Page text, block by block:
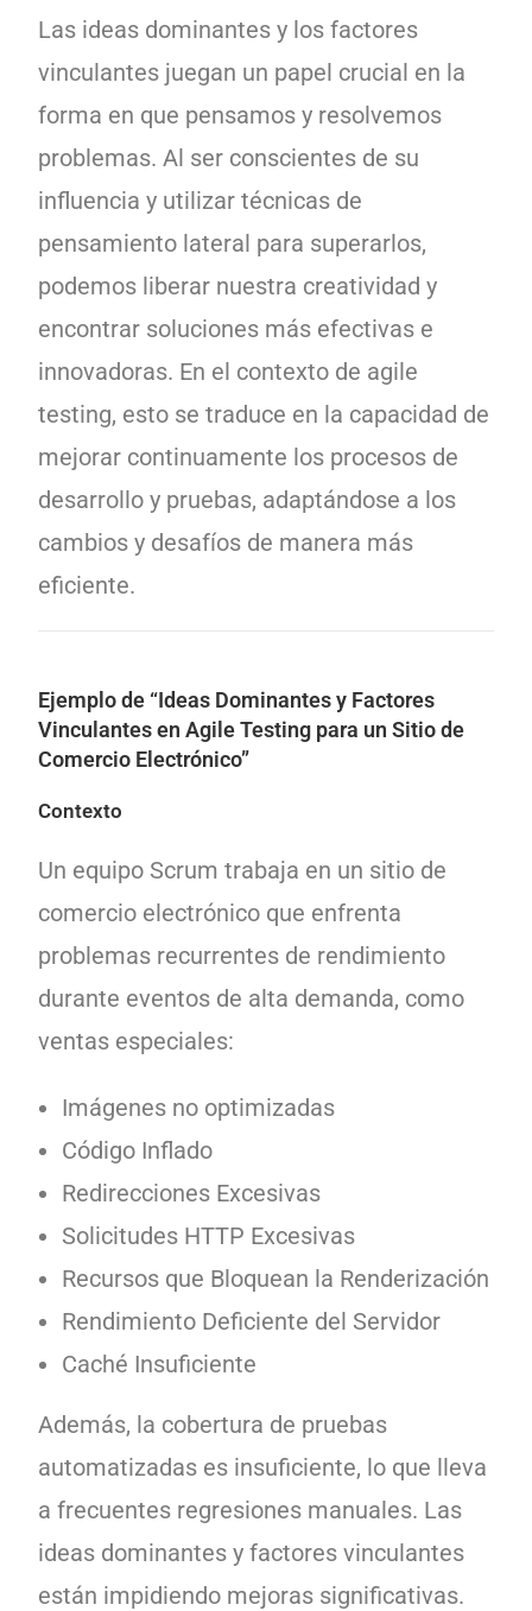
Las ideas dominantes y los factores
vinculantes juegan un papel crucial en la
forma en que pensamos y resolvemos
problemas. Al ser conscientes de su
influencia y utilizar técnicas de
pensamiento lateral para superarlos,
podemos liberar nuestra creatividad y
encontrar soluciones más efectivas e
innovadoras. En el contexto de agile
testing, esto se traduce en la capacidad de
mejorar continuamente los procesos de
desarrollo y pruebas, adaptándose a los
cambios y desafíos de manera más
eficiente.
Ejemplo de “Ideas Dominantes y Factores
Vinculantes en Agile Testing para un Sitio de
Comercio Electrónico”
Contexto
Un equipo Scrum trabaja en un sitio de
comercio electrónico que enfrenta
problemas recurrentes de rendimiento
durante eventos de alta demanda, como
ventas especiales:
Imágenes no optimizadas
Código Inflado
Redirecciones Excesivas
Solicitudes HTTP Excesivas
Recursos que Bloquean la Renderización
Rendimiento Deficiente del Servidor
Caché Insuficiente
Además, la cobertura de pruebas
automatizadas es insuficiente, lo que lleva
a frecuentes regresiones manuales. Las
ideas dominantes y factores vinculantes
están impidiendo mejoras significativas.